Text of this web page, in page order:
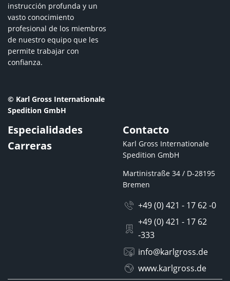
instrucción profunda y un
vasto conocimiento
profesional de los miembros
de nuestro equipo que les
permite trabajar con
confianza.
© Karl Gross Internationale
Spedition GmbH
Especialidades
Carreras
Contacto
Karl Gross Internationale
Spedition GmbH
Martinistraße 34 / D-28195
Bremen
+49 (0) 421 - 17 62 -0
+49 (0) 421 - 17 62
-333
info@karlgross.de
www.karlgross.de